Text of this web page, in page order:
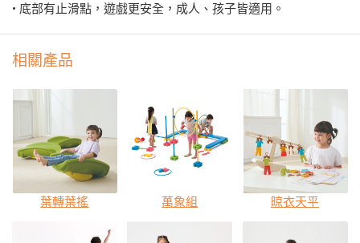
• 底部有止滑點，遊戲更安全，成人、孩子皆適用。
相關產品
葉轉葉搖 萬象組 晾衣天平